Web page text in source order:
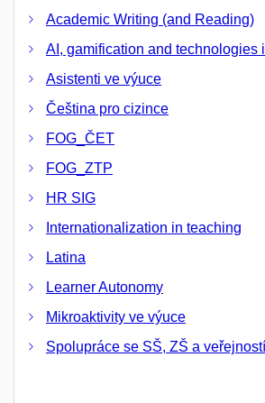
Academic Writing (and Reading)
AI, gamification and technologies
Asistenti ve výuce
Čeština pro cizince
FOG_ČET
FOG_ZTP
HR SIG
Internationalization in teaching
Latina
Learner Autonomy
Mikroaktivity ve výuce
Spolupráce se SŠ, ZŠ a veřejností